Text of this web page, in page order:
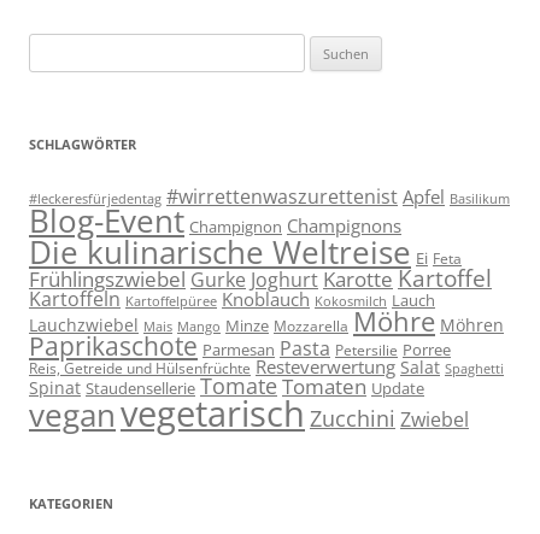
nach:
SCHLAGWÖRTER
#leckeresfürjedentag #wirrettenwaszurettenist Apfel Basilikum
Blog-Event Champignon Champignons
Die kulinarische Weltreise Ei Feta
Frühlingszwiebel Gurke Joghurt Karotte Kartoffel
Kartoffeln Kartoffelpüree Knoblauch Kokosmilch Lauch
Lauchzwiebel Mais Mango Minze Mozzarella Möhre Möhren
Paprikaschote Parmesan Pasta Petersilie Porree
Reis, Getreide und Hülsenfrüchte Resteverwertung Salat Spaghetti
Spinat Staudensellerie TomateTomaten Update
veganvegetarischZucchini Zwiebel
KATEGORIEN